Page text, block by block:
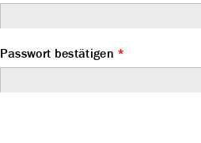
Passwort bestätigen *